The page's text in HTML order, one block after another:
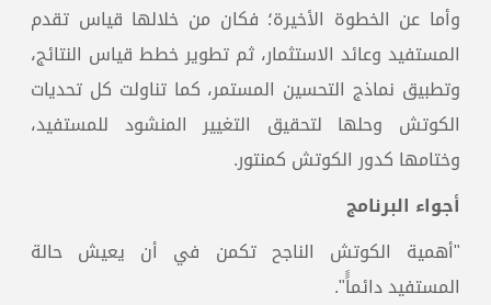
وأما عن الخطوة الأخيرة؛ فكان من خلالها قياس تقدم
المستفيد وعائد الاستثمار، ثم تطوير خطط قياس النتائج،
وتطبيق نماذج التحسين المستمر، كما تناولت كل تحديات
الكوتش وحلها لتحقيق التغيير المنشود للمستفيد،
وختامها كدور الكوتش كمنتور.
أجواء البرنامج
"أهمية الكوتش الناجح تكمن في أن يعيش حالة
المستفيد دائماًً".